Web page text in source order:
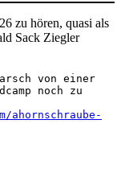
zu hören, quasi als
Sack Ziegler
von einer
noch zu
ahornschraube-